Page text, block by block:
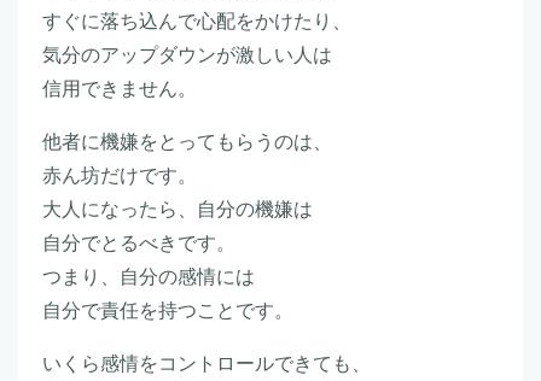
すぐに落ち込んで心配をかけたり、
気分のアップダウンが激しい人は
信用できません。
他者に機嫌をとってもらうのは、
赤ん坊だけです。
大人になったら、自分の機嫌は
自分でとるべきです。
つまり、自分の感情には
自分で責任を持つことです。
いくら感情をコントロールできても、